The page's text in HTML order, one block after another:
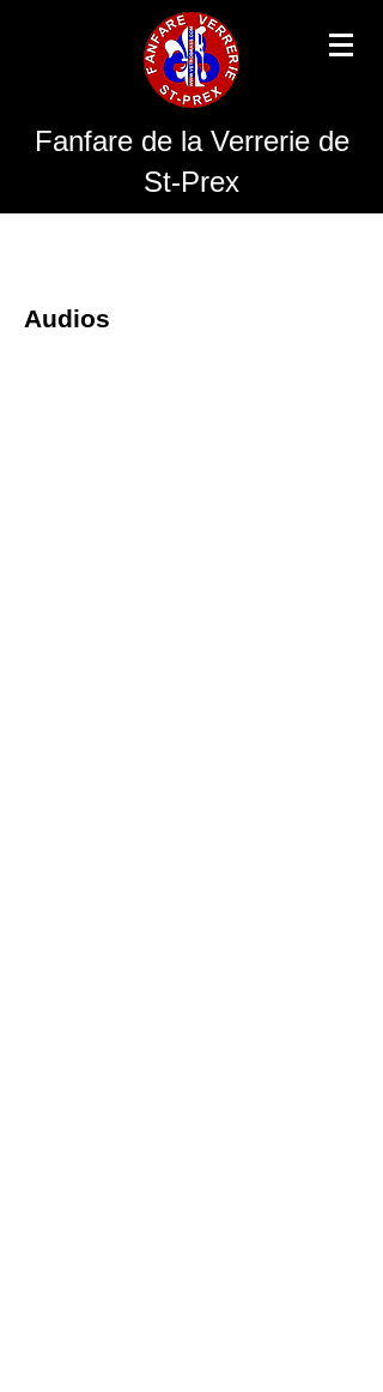
Fanfare de la Verrerie de
St-Prex
Audios